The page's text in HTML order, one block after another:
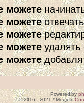
можете
можете
можете
можетеудалять
можете
Powered by
© 2016 - 2021 * Модуль